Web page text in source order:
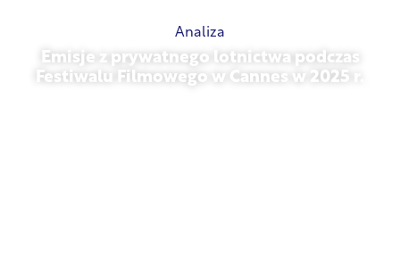
Analiza
Emisje z prywatnego lotnictwa podczas
Festiwalu Filmowego w Cannes w 2025 r.